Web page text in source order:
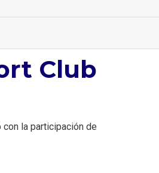
Club
con la participación de